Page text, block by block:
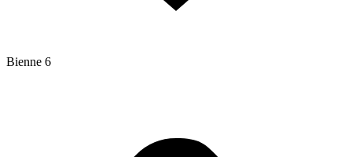
Bienne 6